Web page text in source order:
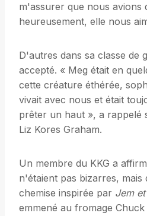
m'assurer que nous avions
heureusement, elle nous
D'autres dans sa classe de
accepté. « Meg était en
cette créature éthérée,
vivait avec nous et était
prêter un haut », a rappelé
Liz Kores Graham.
Un membre du KKG a
n'étaient pas bizarres,
chemise inspirée par Jem
emmené au fromage